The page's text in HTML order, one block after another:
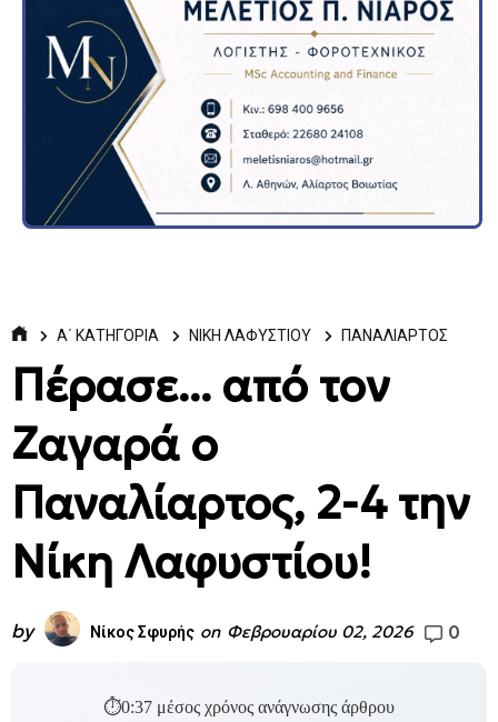
Α΄ ΚΑΤΗΓΟΡΙΑ ΝΙΚΗ ΛΑΦΥΣΤΙΟΥ ΠΑΝΑΛΙΑΡΤΟΣ
Πέρασε... από τον
Ζαγαρά ο
Παναλίαρτος, 2-4 την
Νίκη Λαφυστίου!
by Νίκος Σφυρής on Φεβρουαρίου 02, 2026 0
⏱0:37 μέσος χρόνος ανάγνωσης άρθρου